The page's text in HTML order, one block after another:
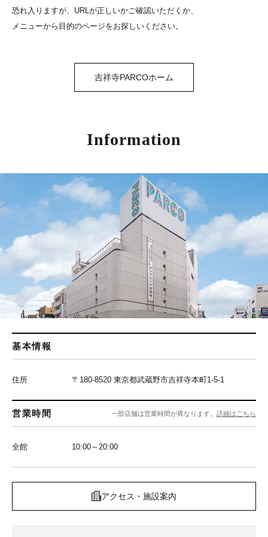
恐れ入りますが、URLが正しいかご確認いただくか、
メニューから目的のページをお探しいください。
吉祥寺PARCOホーム
Information
基本情報
住所 〒180-8520 東京都武蔵野市吉祥寺本町1-5-1
営業時間 一部店舗は営業時間が異なります。 詳細はこちら
全館 10:00～20:00
アクセス・施設案内